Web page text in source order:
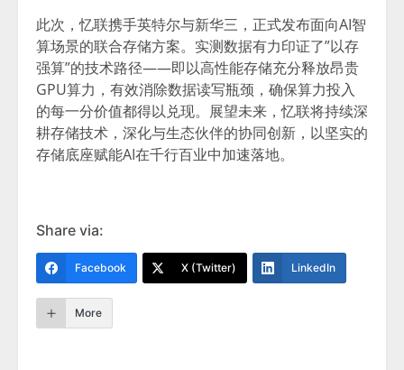
此次，忆联携手英特尔与新华三，正式发布面向AI智
算场景的联合存储方案。实测数据有力印证了”以存
强算”的技术路径——即以高性能存储充分释放昂贵
GPU算力，有效消除数据读写瓶颈，确保算力投入
的每一分价值都得以兑现。展望未来，忆联将持续深
耕存储技术，深化与生态伙伴的协同创新，以坚实的
存储底座赋能AI在千行百业中加速落地。
Share via:
Facebook X (Twitter) LinkedIn
More